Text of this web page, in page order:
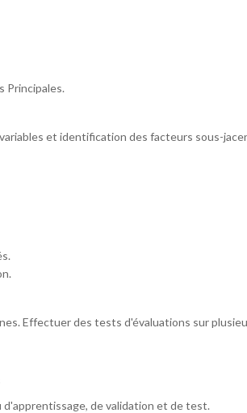
Principales.
et identification des facteurs sous-
Effectuer des tests d'évaluations sur
de validation et de test.